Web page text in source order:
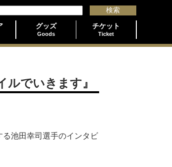
グッズ
Goods
チケット
Ticket
でいきます』
池田幸司選手のインタビ